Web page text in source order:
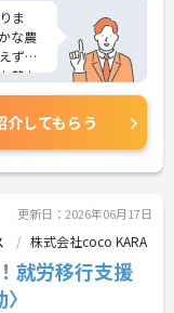
ま
な農
ずり
静か
した
。
介してもらう
更新日：2026年06月17日
株式会社coco KARA
就労移行支援